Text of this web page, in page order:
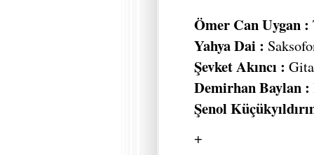
Ömer Can Uygan :
Yahya Dai :
Şevket Akıncı :
Demirhan Baylan :
Şenol
+